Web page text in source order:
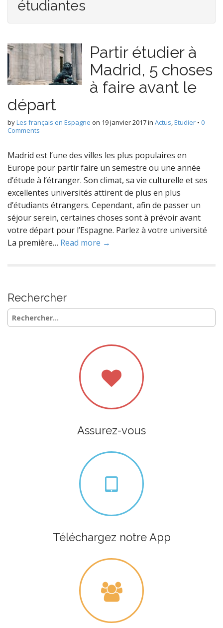
étudiantes
Partir étudier à
Madrid, 5 choses
à faire avant le
départ
byLes français en Espagne on 19 janvier 2017in Actus,Etudier • 0
Comments
Madrid est l’une des villes les plus populaires en
Europe pour partir faire un semestre ou une année
d’étude à l’étranger. Son climat, sa vie culturelle et ses
excellentes universités attirent de plus en plus
d’étudiants étrangers. Cependant, afin de passer un
séjour serein, certaines choses sont à prévoir avant
votre départ pour l’Espagne. Parlez à votre université
La première… Read more →
Rechercher
Rechercher :
Assurez-vous
Téléchargez notre App